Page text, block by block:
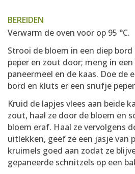
BEREIDEN
Verwarm de oven voor op 95 °C.
Strooi de bloem in een diep
peper en zout door; meng in
paneermeel en de kaas. Doe de
bord en kluts er een snufje
Kruid de lapjes vlees aan beide
zout, haal ze door de bloem en
bloem eraf. Haal ze vervolgens
uitlekken, geef ze een jasje van
kruimels goed aan zodat ze
gepaneerde schnitzels op een